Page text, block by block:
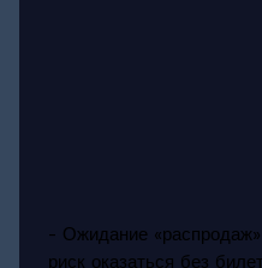
- Ожидание
риск оказаться без